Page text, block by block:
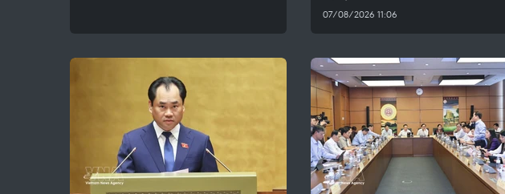
07/08/2026 11:06